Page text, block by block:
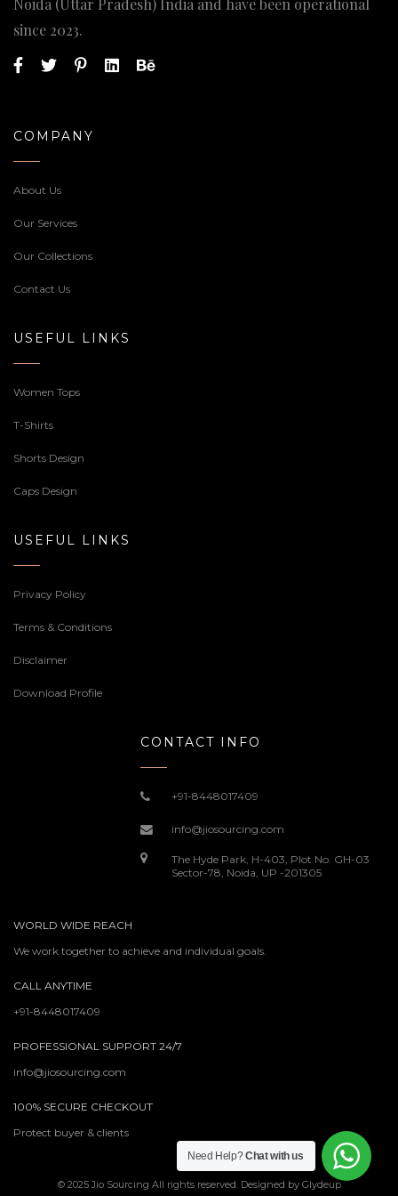
Noida (Uttar Pradesh) India and have been operational
since 2023.
COMPANY
About Us
Our Services
Our Collections
Contact Us
USEFUL LINKS
Women Tops
T-Shirts
Shorts Design
Caps Design
USEFUL LINKS
Privacy Policy
Terms & Conditions
Disclaimer
Download Profile
CONTACT INFO
+91-8448017409
info@jiosourcing.com
The Hyde Park, H-403, Plot No. GH-03
Sector-78, Noida, UP -201305
WORLD WIDE REACH
We work together to achieve and individual goals.
CALL ANYTIME
+91-8448017409
PROFESSIONAL SUPPORT 24/7
info@jiosourcing.com
100% SECURE CHECKOUT
Protect buyer & clients
© 2025 Jio Sourcing All rights reserved. Designed by Glydeup
Need Help?Chat with us